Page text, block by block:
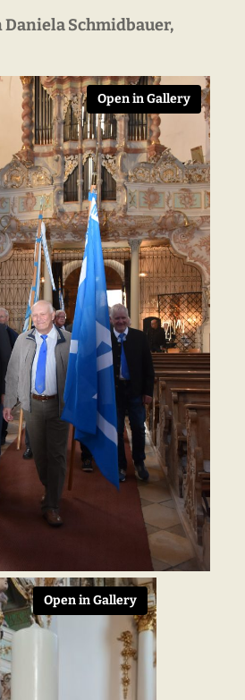
Daniela Schmidbauer,
Open in Gallery
Open in Gallery